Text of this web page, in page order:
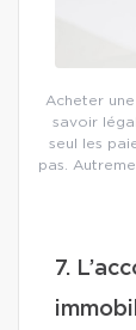
Acheter
savoir
seul les
pas.
7.